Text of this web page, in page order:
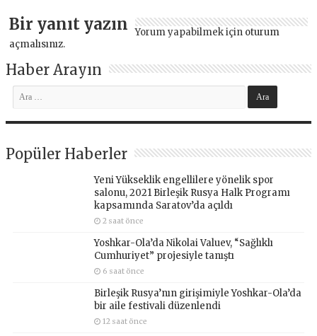
Bir yanıt yazın Yorum yapabilmek için oturum
açmalısınız.
Haber Arayın
Popüler Haberler
Yeni Yükseklik engellilere yönelik spor
salonu, 2021 Birleşik Rusya Halk Programı
kapsamında Saratov’da açıldı
2 saat önce
Yoshkar-Ola’da Nikolai Valuev, “Sağlıklı
Cumhuriyet” projesiyle tanıştı
6 saat önce
Birleşik Rusya’nın girişimiyle Yoshkar-Ola’da
bir aile festivali düzenlendi
12 saat önce